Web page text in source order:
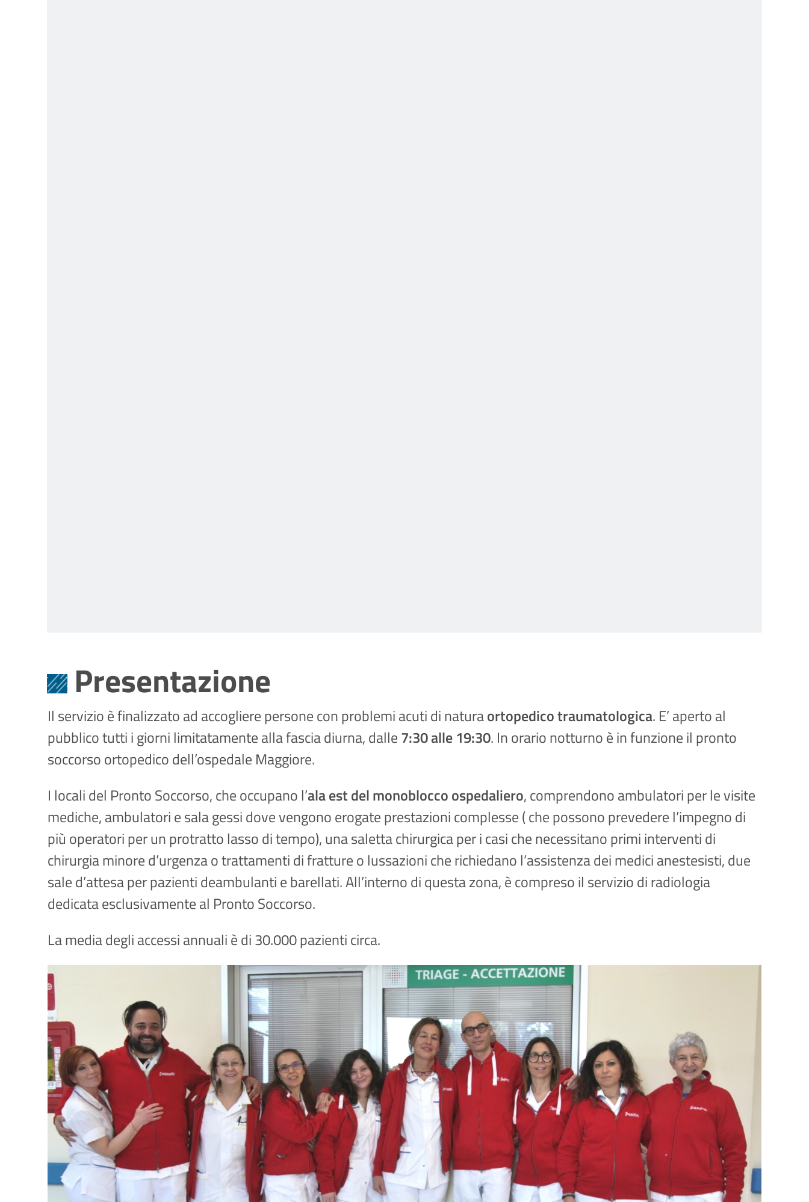
Presentazione
Il servizio è finalizzato ad accogliere persone con problemi acuti di naturaortopedico traumatologica. E’ aperto al
pubblico tutti i giorni limitatamente alla fascia diurna, dalle7:30 alle 19:30. In orario notturno è in funzione il pronto
soccorso ortopedico dell’ospedale Maggiore.
I locali del Pronto Soccorso, che occupano l’ala est del monoblocco ospedaliero, comprendono ambulatori per le visite
mediche, ambulatori e sala gessi dove vengono erogate prestazioni complesse ( che possono prevedere l’impegno di
più operatori per un protratto lasso di tempo), una saletta chirurgica per i casi che necessitano primi interventi di
chirurgia minore d’urgenza o trattamenti di fratture o lussazioni che richiedano l’assistenza dei medici anestesisti, due
sale d’attesa per pazienti deambulanti e barellati. All’interno di questa zona, è compreso il servizio di radiologia
dedicata esclusivamente al Pronto Soccorso.
La media degli accessi annuali è di 30.000 pazienti circa.